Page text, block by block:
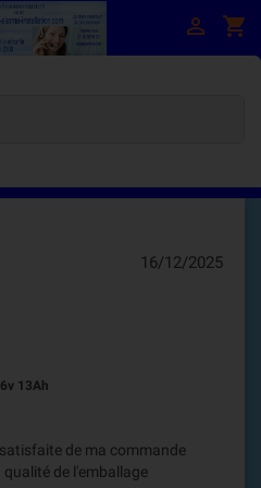
shopping_cart

16/12/2025
13Ah
de ma commande
de l'emballage